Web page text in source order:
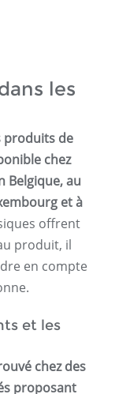
les
produits de
chez
Belgique, au
et à
offrent
produit, il
en compte
et les
chez des
proposant